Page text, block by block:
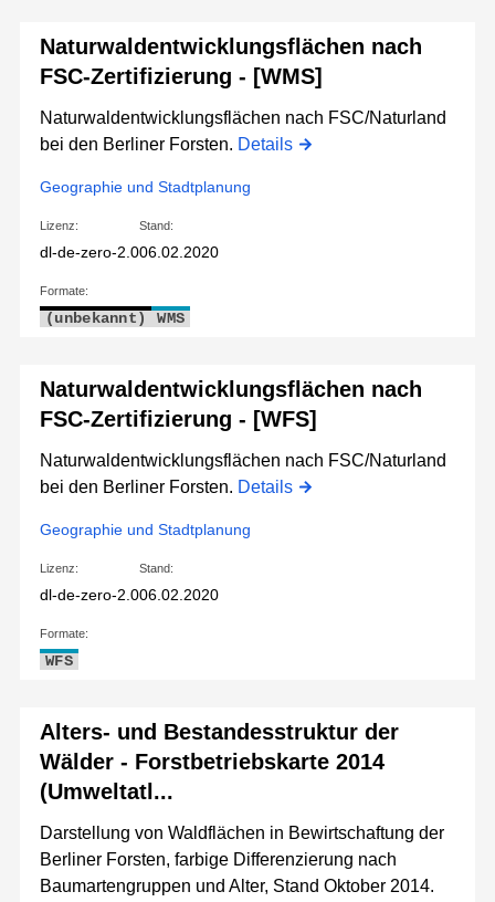
Naturwaldentwicklungsflächen nach
FSC-Zertifizierung - [WMS]
Naturwaldentwicklungsflächen nach FSC/Naturland
bei den Berliner Forsten. Details
Geographie und Stadtplanung
Lizenz:
dl-de-zero-2.0
Stand:
06.02.2020
Formate:
(unbekannt) WMS
Naturwaldentwicklungsflächen nach
FSC-Zertifizierung - [WFS]
Naturwaldentwicklungsflächen nach FSC/Naturland
bei den Berliner Forsten. Details
Geographie und Stadtplanung
Lizenz:
dl-de-zero-2.0
Stand:
06.02.2020
Formate:
WFS
Alters- und Bestandesstruktur der
Wälder - Forstbetriebskarte 2014
(Umweltatl...
Darstellung von Waldflächen in Bewirtschaftung der
Berliner Forsten, farbige Differenzierung nach
Baumartengruppen und Alter, Stand Oktober 2014.